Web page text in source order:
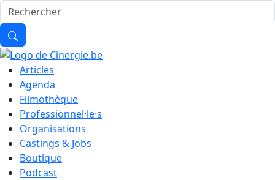
Articles
Agenda
Filmothèque
Professionnel·le·s
Organisations
Castings & Jobs
Boutique
Podcast